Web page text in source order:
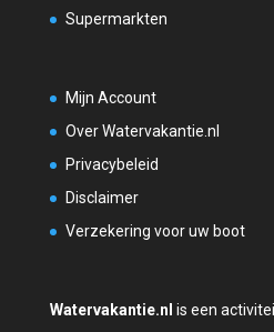
Supermarkten
Mijn Account
Over Watervakantie.nl
Privacybeleid
Disclaimer
Verzekering voor uw boot
Watervakantie.nl is een